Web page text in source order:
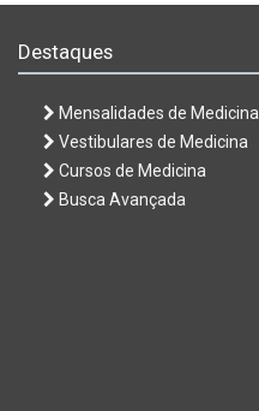
Destaques
Mensalidades de Medicina
Vestibulares de Medicina
Cursos de Medicina
Busca Avançada